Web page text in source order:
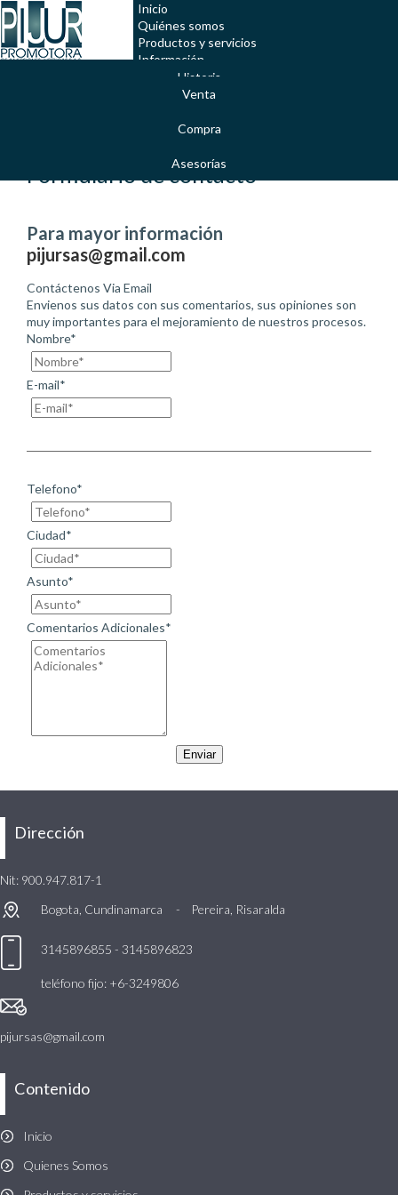
Inicio
Quiénes somos
Historia
Productos y servicios
Venta
Compra
Asesorías
Información
Formulario de contacto
Para mayor información
pijursas@gmail.com
Contáctenos Via Email
Envienos sus datos con sus comentarios, sus opiniones son
muy importantes para el mejoramiento de nuestros procesos.
Nombre*
E-mail*
Telefono*
Ciudad*
Asunto*
Comentarios Adicionales*
Enviar
Dirección
Nit: 900.947.817-1
Bogota, Cundinamarca -
Pereira, Risaralda
3145896855 - 3145896823
teléfono fijo: +6-3249806
pijursas@gmail.com
Contenido
Inicio
Quienes Somos